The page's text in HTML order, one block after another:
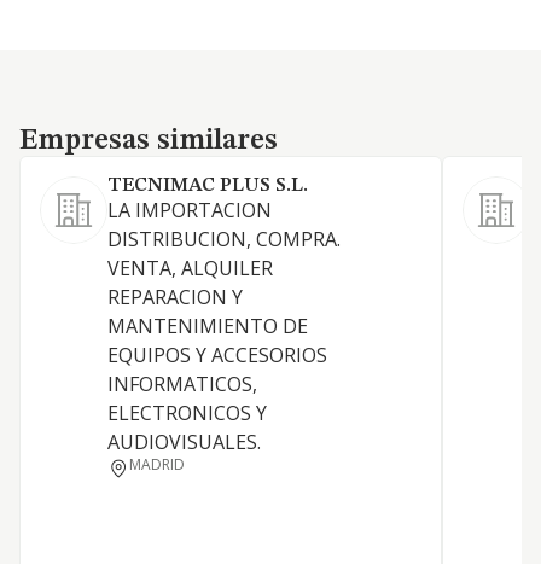
Empresas similares
Empresas similares
TECNIMAC PLUS S.L.
LA IMPORTACION
DISTRIBUCION, COMPRA.
VENTA, ALQUILER
REPARACION Y
MANTENIMIENTO DE
EQUIPOS Y ACCESORIOS
INFORMATICOS,
ELECTRONICOS Y
AUDIOVISUALES.
MADRID